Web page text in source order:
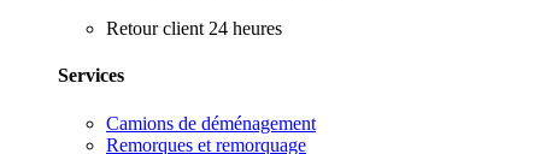
Retour client 24 heures
Services
Camions de déménagement
Remorques et remorquage